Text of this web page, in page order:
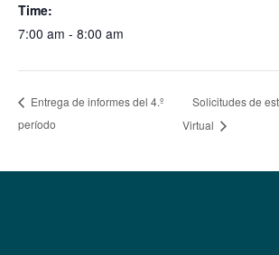
Time:
7:00 am - 8:00 am
Entrega de informes del 4.º
período
Solicitudes de
Virtual